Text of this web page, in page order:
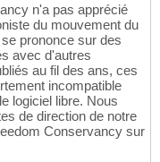
n'a pas apprécié
du mouvement du
prononce sur des
avec d'autres
au fil des ans, ces
incompatible
logiciel libre. Nous
de direction de notre
Conservancy sur